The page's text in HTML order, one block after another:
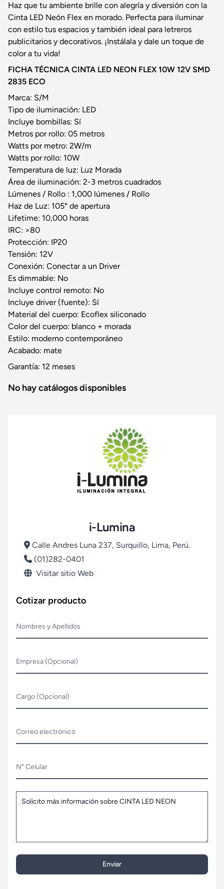
Haz que tu ambiente brille con alegría y diversión con la
Cinta LED Neón Flex en morado. Perfecta para iluminar
con estilo tus espacios y también ideal para letreros
publicitarios y decorativos. ¡Instálala y dale un toque de
color a tu vida!
FICHA TÉCNICA CINTA LED NEON FLEX 10W 12V SMD
2835 ECO
Marca: S/M
Tipo de iluminación: LED
Incluye bombillas: Sí
Metros por rollo: 05 metros
Watts por metro: 2W/m
Watts por rollo: 10W
Temperatura de luz: Luz Morada
Área de iluminación: 2-3 metros cuadrados
Lúmenes / Rollo : 1,000 lúmenes / Rollo
Haz de Luz: 105° de apertura
Lifetime: 10,000 horas
IRC: >80
Protección: IP20
Tensión: 12V
Conexión: Conectar a un Driver
Es dimmable: No
Incluye control remoto: No
Incluye driver (fuente): Sí
Material del cuerpo: Ecoflex siliconado
Color del cuerpo: blanco + morada
Estilo: moderno contemporáneo
Acabado: mate
Garantía: 12 meses
No hay catálogos disponibles
i-Lumina
Calle Andres Luna 237, Surquillo, Lima, Perú.
(01)282-0401
Visitar sitio Web
Cotizar producto
Nombres y Apellidos
Empresa (Opcional)
Cargo (Opcional)
Correo electrónico
N° Celular
Enviar